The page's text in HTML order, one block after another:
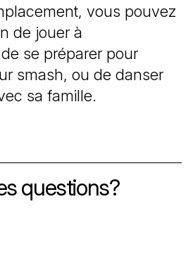
vous pouvez
de jouer à
se préparer pour
smash, ou de danser
sa famille.
questions?